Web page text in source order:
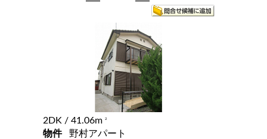
2DK / 41.06m 2
物件
野村アパート